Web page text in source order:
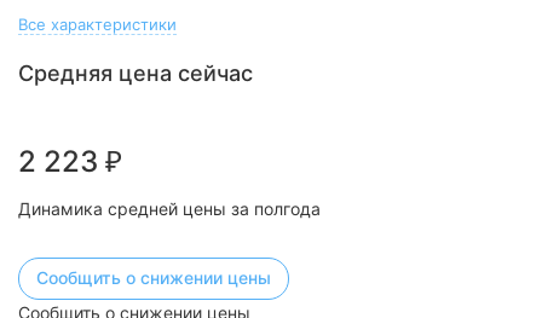
Все характеристики
Средняя цена сейчас
2 223 ₽
Динамика средней цены за полгода
Сообщить о снижении цены
Сообщить о снижении цены